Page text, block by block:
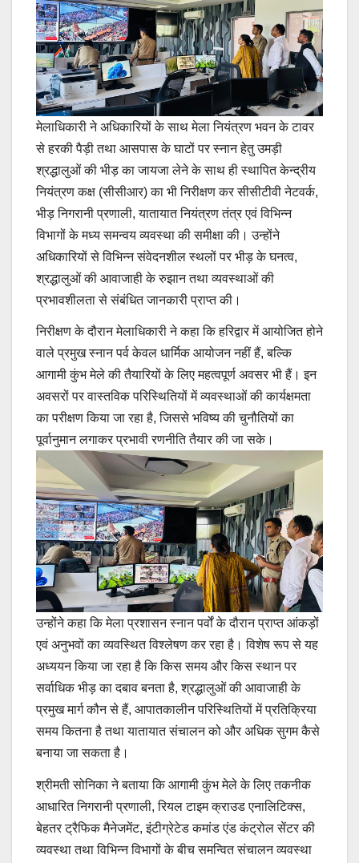
मेलाधिकारी ने अधिकारियों के साथ मेला नियंत्रण भवन के टावर
से हरकी पैड़ी तथा आसपास के घाटों पर स्नान हेतु उमड़ी
श्रद्धालुओं की भीड़ का जायजा लेने के साथ ही स्थापित केन्द्रीय
नियंत्रण कक्ष (सीसीआर) का भी निरीक्षण कर सीसीटीवी नेटवर्क,
भीड़ निगरानी प्रणाली, यातायात नियंत्रण तंत्र एवं विभिन्न
विभागों के मध्य समन्वय व्यवस्था की समीक्षा की। उन्होंने
अधिकारियों से विभिन्न संवेदनशील स्थलों पर भीड़ के घनत्व,
श्रद्धालुओं की आवाजाही के रुझान तथा व्यवस्थाओं की
प्रभावशीलता से संबंधित जानकारी प्राप्त की।
निरीक्षण के दौरान मेलाधिकारी ने कहा कि हरिद्वार में आयोजित होने
वाले प्रमुख स्नान पर्व केवल धार्मिक आयोजन नहीं हैं, बल्कि
आगामी कुंभ मेले की तैयारियों के लिए महत्वपूर्ण अवसर भी हैं। इन
अवसरों पर वास्तविक परिस्थितियों में व्यवस्थाओं की कार्यक्षमता
का परीक्षण किया जा रहा है, जिससे भविष्य की चुनौतियों का
पूर्वानुमान लगाकर प्रभावी रणनीति तैयार की जा सके।
उन्होंने कहा कि मेला प्रशासन स्नान पर्वों के दौरान प्राप्त आंकड़ों
एवं अनुभवों का व्यवस्थित विश्लेषण कर रहा है। विशेष रूप से यह
अध्ययन किया जा रहा है कि किस समय और किस स्थान पर
सर्वाधिक भीड़ का दबाव बनता है, श्रद्धालुओं की आवाजाही के
प्रमुख मार्ग कौन से हैं, आपातकालीन परिस्थितियों में प्रतिक्रिया
समय कितना है तथा यातायात संचालन को और अधिक सुगम कैसे
बनाया जा सकता है।
श्रीमती सोनिका ने बताया कि आगामी कुंभ मेले के लिए तकनीक
आधारित निगरानी प्रणाली, रियल टाइम क्राउड एनालिटिक्स,
बेहतर ट्रैफिक मैनेजमेंट, इंटीग्रेटेड कमांड एंड कंट्रोल सेंटर की
व्यवस्था तथा विभिन्न विभागों के बीच समन्वित संचालन व्यवस्था